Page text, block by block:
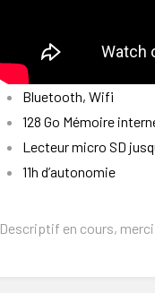
Bluetooth, Wifi
128 Go Mémoire
Lecteur micro SD
11h d’autonomie
Descriptif en cours,